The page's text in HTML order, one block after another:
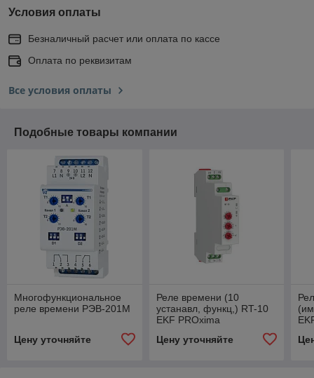
Условия оплаты
Безналичный расчет или оплата по кассе
Оплата по реквизитам
Все условия оплаты
Подобные товары компании
Многофункциональное
реле времени РЭВ-201М
Цену уточняйте
Реле времени (10
устанавл, функц,) RT-10
EKF PROxima
Цену уточняйте